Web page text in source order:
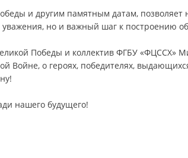
и другим памятным датам,
но и важный шаг к построению
Победы и коллектив ФГБУ «ФЦССХ»
Войне, о героях, победителях,
нашего будущего!